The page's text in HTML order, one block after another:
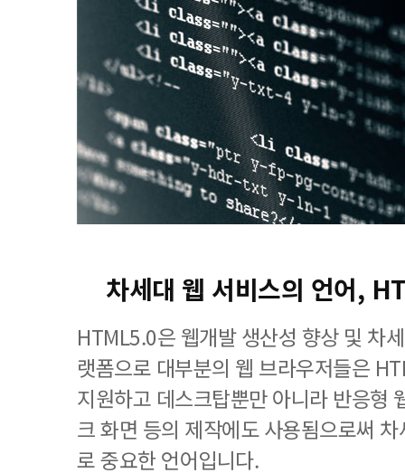
차세대 웹 서비스의 언어,
HTML5.0은 웹개발 생산성 향상 및 차
랫폼으로 대부분의 웹 브라우저들은
지원하고 데스크탑뿐만 아니라 반응형
크 화면 등의 제작에도 사용됨으로써
로 중요한 언어입니다.